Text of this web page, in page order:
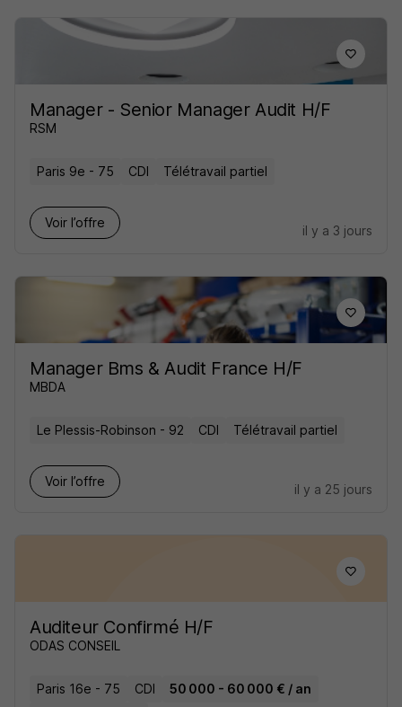
Manager - Senior Manager Audit H/F
RSM
Paris 9e - 75 CDI Télétravail partiel
Voir l’offre
il y a 3 jours
Manager Bms & Audit France H/F
MBDA
Le Plessis-Robinson - 92 CDI Télétravail partiel
Voir l’offre
il y a 25 jours
Auditeur Confirmé H/F
ODAS CONSEIL
Paris 16e - 75 CDI
50 000 - 60 000 € / an